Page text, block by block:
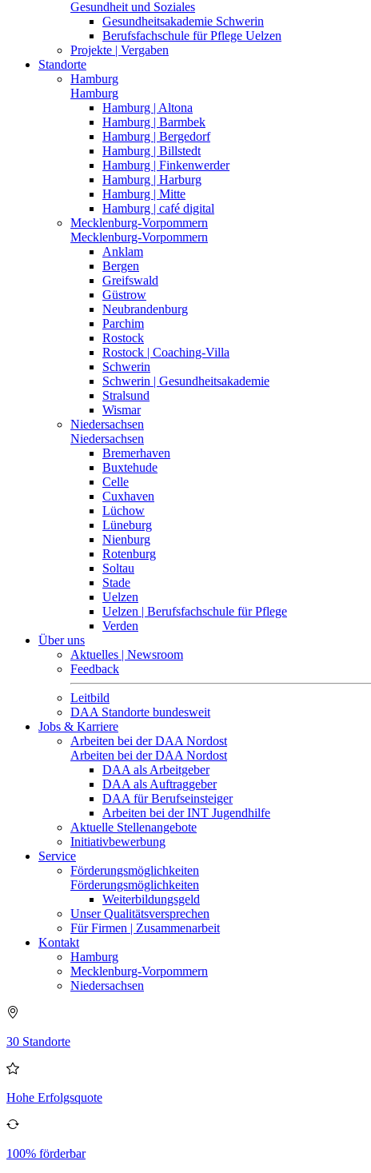
Gesundheit und Soziales
Gesundheitsakademie Schwerin
Berufsfachschule für Pflege Uelzen
Projekte | Vergaben
Standorte
Hamburg
Hamburg
Hamburg | Altona
Hamburg | Barmbek
Hamburg | Bergedorf
Hamburg | Billstedt
Hamburg | Finkenwerder
Hamburg | Harburg
Hamburg | Mitte
Hamburg | café digital
Mecklenburg-Vorpommern
Mecklenburg-Vorpommern
Anklam
Bergen
Greifswald
Güstrow
Neubrandenburg
Parchim
Rostock
Rostock | Coaching-Villa
Schwerin
Schwerin | Gesundheitsakademie
Stralsund
Wismar
Niedersachsen
Niedersachsen
Bremerhaven
Buxtehude
Celle
Cuxhaven
Lüchow
Lüneburg
Nienburg
Rotenburg
Soltau
Stade
Uelzen
Uelzen | Berufsfachschule für Pflege
Verden
Über uns
Aktuelles | Newsroom
Feedback
Leitbild
DAA Standorte bundesweit
Jobs & Karriere
Arbeiten bei der DAA Nordost
Arbeiten bei der DAA Nordost
DAA als Arbeitgeber
DAA als Auftraggeber
DAA für Berufseinsteiger
Arbeiten bei der INT Jugendhilfe
Aktuelle Stellenangebote
Initiativbewerbung
Service
Förderungsmöglichkeiten
Förderungsmöglichkeiten
Weiterbildungsgeld
Unser Qualitätsversprechen
Für Firmen | Zusammenarbeit
Kontakt
Hamburg
Mecklenburg-Vorpommern
Niedersachsen
30 Standorte
Hohe Erfolgsquote
100% förderbar